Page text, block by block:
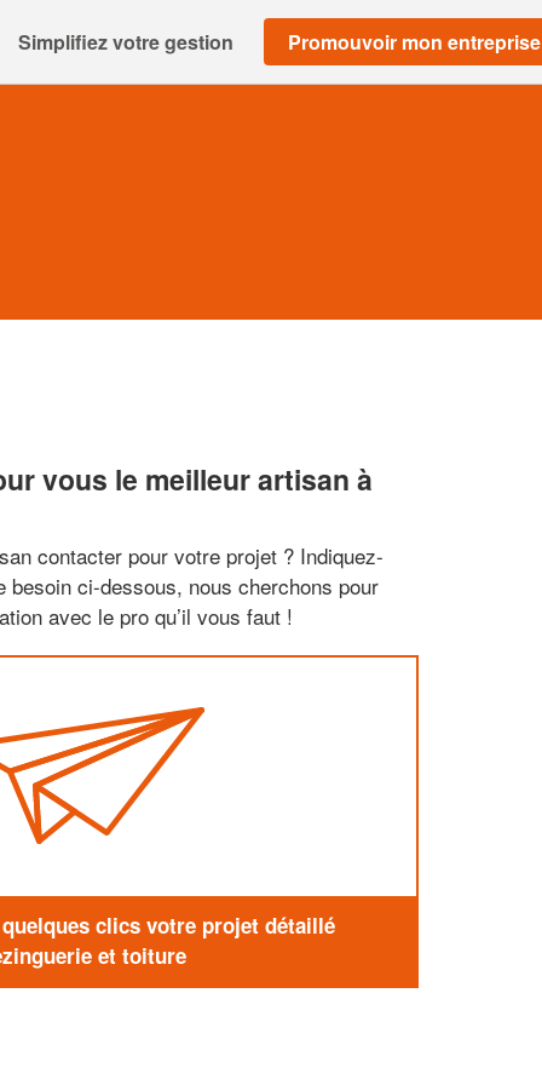
Simplifiez votre gestion Promouvoir mon entreprise
vous le meilleur artisan à
contacter pour votre projet ? Indiquez-
besoin ci-dessous, nous cherchons pour
avec le pro qu’il vous faut !
clics votre projet détaillé
et toiture